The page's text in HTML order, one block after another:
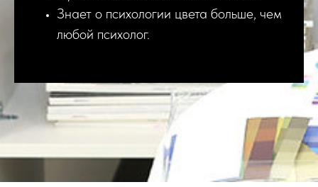
Знает о психологии цвета больше, чем
любой психолог.